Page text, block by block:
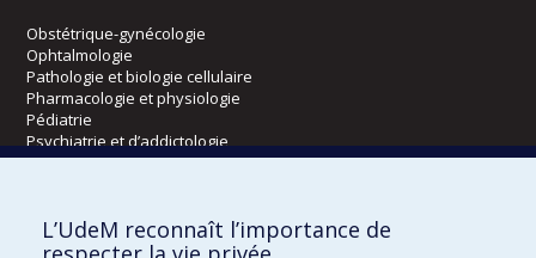
Obstétrique-gynécologie
Ophtalmologie
Pathologie et biologie cellulaire
Pharmacologie et physiologie
Pédiatrie
Psychiatrie et d’addictologie
Radiologie, radio-oncologie et médecine nucléaire
Écoles
L’UdeM reconnaît l’importance de